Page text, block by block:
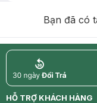
Bạn đã có
return
HỖ TRỢ KHÁCH HÀNG